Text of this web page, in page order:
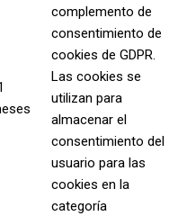
complemento de
consentimiento de
cookies de GDPR.
Las cookies se
utilizan para
almacenar el
consentimiento del
usuario para las
cookies en la
categoría